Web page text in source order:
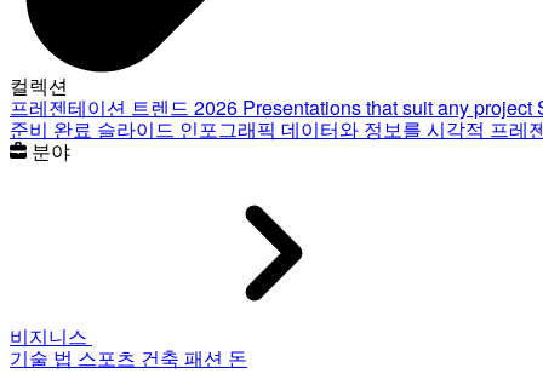
컬렉션
프레젠테이션 트렌드 2026 Presentations that suit any project
준비 완료 슬라이드 인포그래픽 데이터와 정보를 시각적 프레
분야
비지니스
기술 법 스포츠 건축 패션 돈